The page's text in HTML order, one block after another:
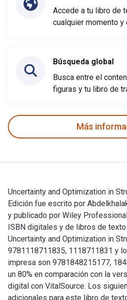
Accede a tu libro de
cualquier momento y
Búsqueda global
Busca entre el
figuras y tu libro de
Más
Uncertainty and Optimization in
Edición fue escrito por
y publicado por Wiley
ISBN digitales y de libros de
Uncertainty and Optimization in
9781118711835, 1118711831 y
impresa son 9781848215177,
un 80% en comparación con la
digital con VitalSource. Los
adicionales para este libro de